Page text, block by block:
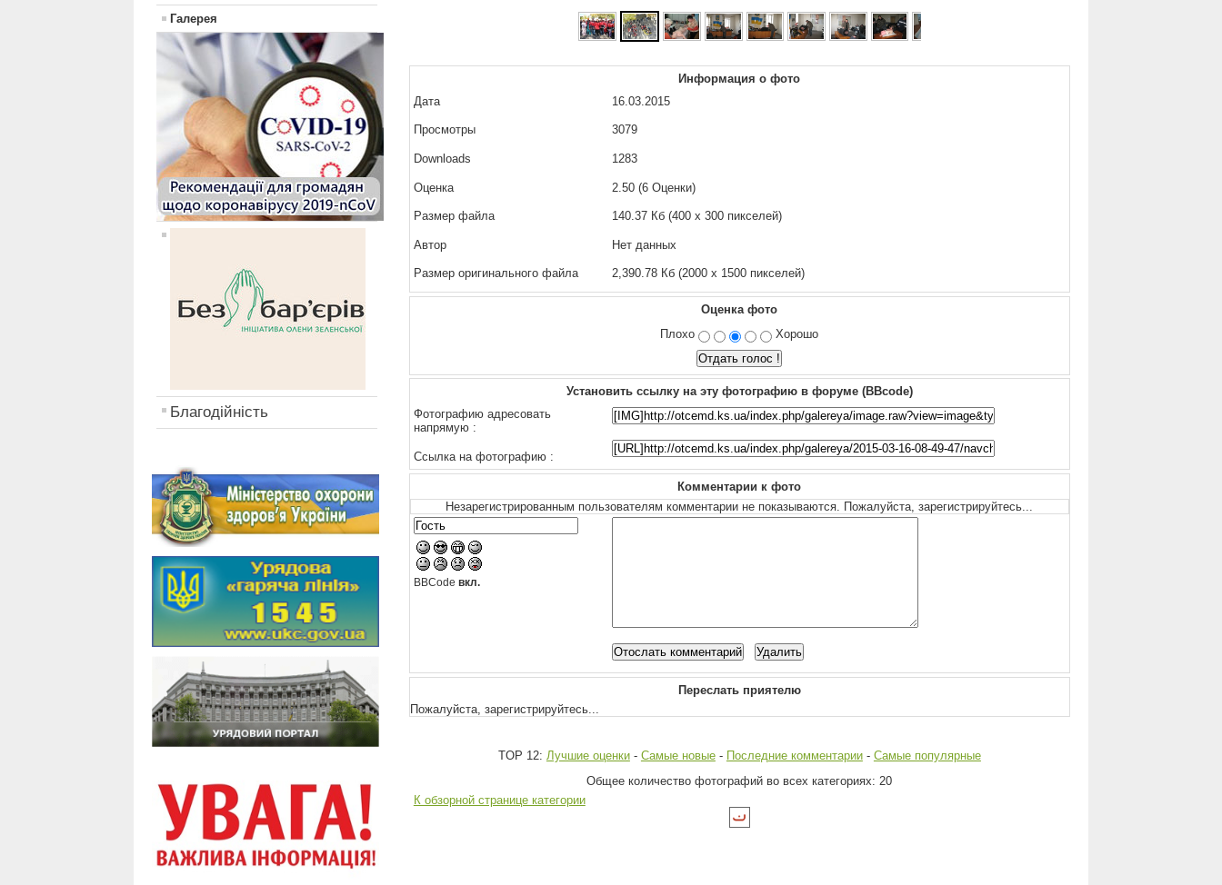
Галерея
Благодійність
Информация о фото
Дата
16.03.2015
Просмотры 3079
Downloads 1283
Оценка 2.50 (6 Оценки)
Размер файла 140.37 Кб (400 x 300 пикселей)
Автор Нет данных
Размер оригинального файла 2,390.78 Кб (2000 x 1500 пикселей)
Оценка фото
Плохо
Хорошо
Установить ссылку на эту фотографию в форуме (BBcode)
Фотографию адресовать
напрямую :
Ссылка на фотографию :
Комментарии к фото
Незарегистрированным пользователям комментарии не показываются. Пожалуйста, зарегистрируйтесь...
BBCode вкл.
Переслать приятелю
Пожалуйста, зарегистрируйтесь...
TOP 12: Лучшие оценки- Самые новые- Последние комментарии- Самые популярные
Общее количество фотографий во всех категориях: 20
К обзорной странице категории